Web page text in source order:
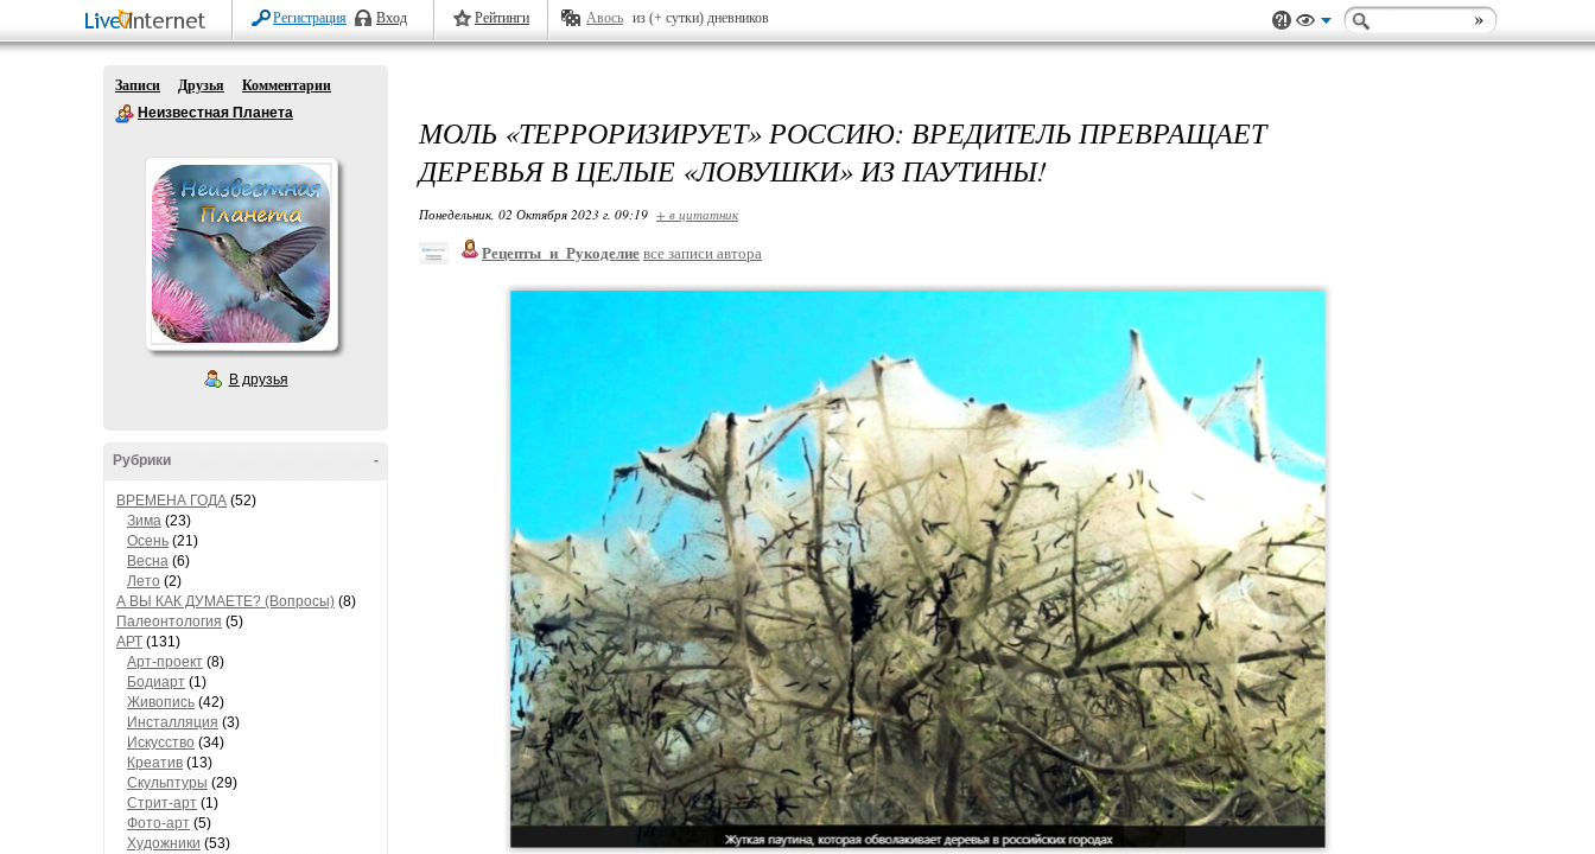
Регистрация Вход Рейтинги Авось из (+ сутки) дневников
Записи Друзья
Комментарии
Неизвестная Планета
В друзья
-
Рубрики
ВРЕМЕНА ГОДА (52)
Зима (23)
Осень (21)
Весна (6)
Лето (2)
А ВЫ КАК ДУМАЕТЕ? (Вопросы) (8)
Палеонтология (5)
АРТ (131)
Арт-проект (8)
Бодиарт (1)
Живопись (42)
Инсталляция (3)
Искусство (34)
Креатив (13)
Скульптуры (29)
Стрит-арт (1)
Фото-арт (5)
Художники (53)
МОЛЬ «ТЕРРОРИЗИРУЕТ» РОССИЮ: ВРЕДИТЕЛЬ ПРЕВРАЩАЕТ
ДЕРЕВЬЯ В ЦЕЛЫЕ «ЛОВУШКИ» ИЗ ПАУТИНЫ!
Понедельник, 02 Октября 2023 г. 09:19 + в цитатник
Рецепты_и_Рукоделие все записи автора